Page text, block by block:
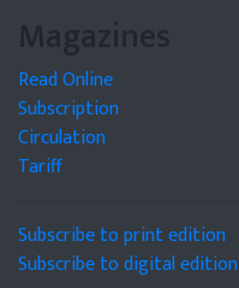
Magazines
Read Online
Subscription
Circulation
Tariff
Subscribe to print edition
Subscribe to digital edition